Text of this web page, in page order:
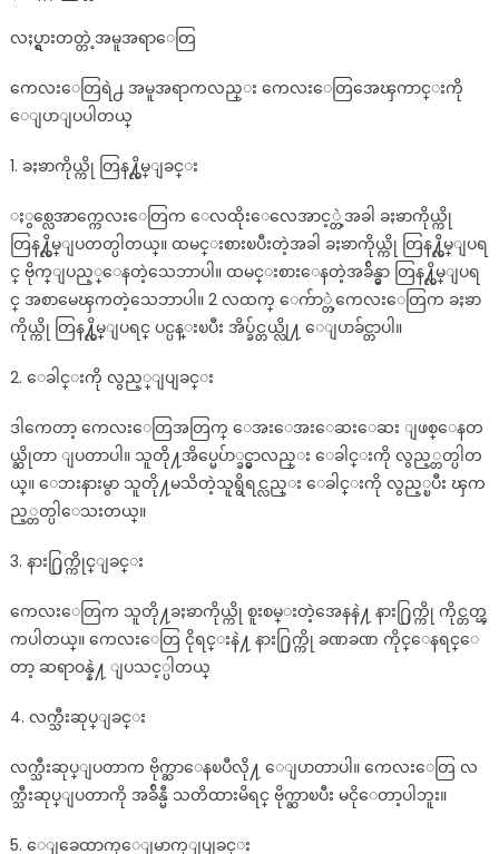
လႈပ္ရွားတတ္တဲ့အမူအရာေတြ
ကေလးေတြရဲ႕ အမူအရာကလည္း ကေလးေတြအေၾကာင္းကို
ေျပာျပပါတယ္
1. ခႏၶာကိုယ္ကို တြန႔္လိမ္ျခင္း
ႏွစ္လေအာက္ကေလးေတြက ေလထိုးေလေအာင့္တဲ့အခါ ခႏၶာကိုယ္ကို
တြန႔္လိမ္ျပတတ္ပါတယ္။ ထမင္းစားၿပီးတဲ့အခါ ခႏၶာကိုယ္ကို တြန႔္လိမ္ျပရ
င္ ဗိုက္ျပည့္ေနတဲ့သေဘာပါ။ ထမင္းစားေနတဲ့အခ်ိန္မွာ တြန႔္လိမ္ျပရ
င္ အစာမေၾကတဲ့သေဘာပါ။ 2 လထက္ ေက်ာ္တဲ့ကေလးေတြက ခႏၶာ
ကိုယ္ကို တြန႔္လိမ္ျပရင္ ပင္ပန္းၿပီး အိပ္ခ်င္တယ္လို႔ ေျပာခ်င္တာပါ။
2. ေခါင္းကို လွည့္ျပျခင္း
ဒါကေတာ့ ကေလးေတြအတြက္ ေအးေအးေဆးေဆး ျဖစ္ေနတ
ယ္ဆိုတာ ျပတာပါ။ သူတို႔အိပ္မေပ်ာ္ခင္မွာလည္း ေခါင္းကို လွည့္တတ္ပါတ
ယ္။ ေဘးနားမွာ သူတို႔မသိတဲ့သူရွိရင္လည္း ေခါင္းကို လွည့္ၿပီး ၾက
ည့္တတ္ပါေသးတယ္။
3. နား႐ြက္ကိုင္ျခင္း
ကေလးေတြက သူတို႔ခႏၶာကိုယ္ကို စူးစမ္းတဲ့အေနနဲ႔ နား႐ြက္ကို ကိုင္တတ္ၾ
ကပါတယ္။ ကေလးေတြ ငိုရင္းနဲ႔ နား႐ြက္ကို ခဏခဏ ကိုင္ေနရင္ေ
တာ့ ဆရာဝန္နဲ႔ ျပသင့္ပါတယ္
4. လက္သီးဆုပ္ျခင္း
လက္သီးဆုပ္ျပတာက ဗိုက္ဆာေနၿပီလို႔ ေျပာတာပါ။ ကေလးေတြ လ
က္သီးဆုပ္ျပတာကို အခ်ိန္မီ သတိထားမိရင္ ဗိုက္ဆာၿပီး မငိုေတာ့ပါဘူး။
5. ေျခေထာက္ေျမာက္ျပျခင္း